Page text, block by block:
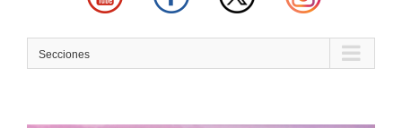
Secciones